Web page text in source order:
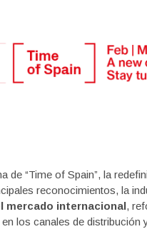
de “Time of Spain”, la
reconocimientos, la
mercado internacional,
los canales de distribución